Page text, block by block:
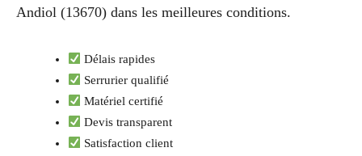
Andiol (13670) dans les meilleures conditions.
Délais rapides
Serrurier qualifié
Matériel certifié
Devis transparent
Satisfaction client